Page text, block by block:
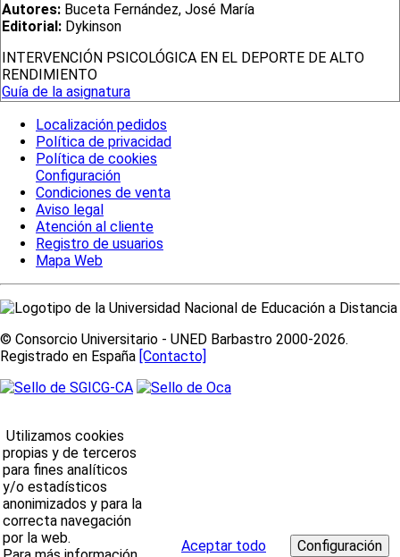
Autores: Buceta Fernández, José María
Editorial: Dykinson
INTERVENCIÓN PSICOLÓGICA EN EL DEPORTE DE ALTO
RENDIMIENTO
Guía de la asignatura
Localización pedidos
Política de privacidad
Política de cookies
Configuración
Condiciones de venta
Aviso legal
Atención al cliente
Registro de usuarios
Mapa Web
© Consorcio Universitario - UNED Barbastro 2000-2026.
Registrado en España [Contacto]
Utilizamos cookies
propias y de terceros
para fines analíticos
y/o estadísticos
anonimizados y para la
correcta navegación
por la web.
Aceptar todo